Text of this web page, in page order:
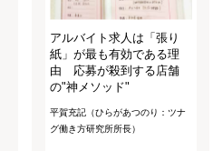
アルバイト求人は「張り
紙」が最も有効である理
由 応募が殺到する店舗
の"神メソッド"
平賀充記（ひらがあつのり：ツナ
グ働き方研究所所長）